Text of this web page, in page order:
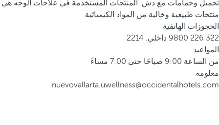
تجميل وحمامات مع دش. المنتجات المستخدمة في علاجات الوجه هي
منتجات طبيعية وخالية من المواد الكيميائية.
الحجوزات الهاتفية
322 226 9800 داخلي. 2214
المواعيد
من الساعة 9:00 صباحًا حتى 7:00 مساءً
معلومة
nuevovallarta.uwellness@occidentalhotels.com